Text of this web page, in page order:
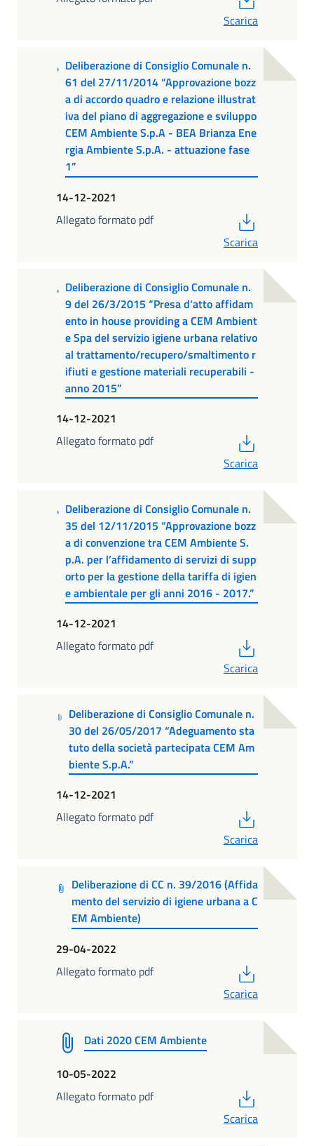
Scarica
Deliberazione di Consiglio Comunale n.
61 del 27/11/2014 “Approvazione bozz
a di accordo quadro e relazione illustrat
iva del piano di aggregazione e sviluppo
CEM Ambiente S.p.A - BEA Brianza Ene
rgia Ambiente S.p.A. - attuazione fase
1”
14-12-2021
Allegato formato pdf
Scarica
Deliberazione di Consiglio Comunale n.
9 del 26/3/2015 “Presa d'atto affidam
ento in house providing a CEM Ambient
e Spa del servizio igiene urbana relativo
al trattamento/recupero/smaltimento r
ifiuti e gestione materiali recuperabili -
anno 2015”
14-12-2021
Allegato formato pdf
Scarica
Deliberazione di Consiglio Comunale n.
35 del 12/11/2015 “Approvazione bozz
a di convenzione tra CEM Ambiente S.
p.A. per l’affidamento di servizi di supp
orto per la gestione della tariffa di igien
e ambientale per gli anni 2016 - 2017.”
14-12-2021
Allegato formato pdf
Scarica
Deliberazione di Consiglio Comunale n.
30 del 26/05/2017 “Adeguamento sta
tuto della società partecipata CEM Am
biente S.p.A.”
14-12-2021
Allegato formato pdf
Scarica
Deliberazione di CC n. 39/2016 (Affida
mento del servizio di igiene urbana a C
EM Ambiente)
29-04-2022
Allegato formato pdf
Scarica
Dati 2020 CEM Ambiente
10-05-2022
Allegato formato pdf
Scarica